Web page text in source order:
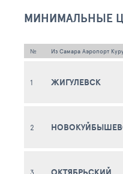
МИНИМАЛЬНЫЕ
№ Из Самара Аэропорт
1 ЖИГУЛЕВСК
2